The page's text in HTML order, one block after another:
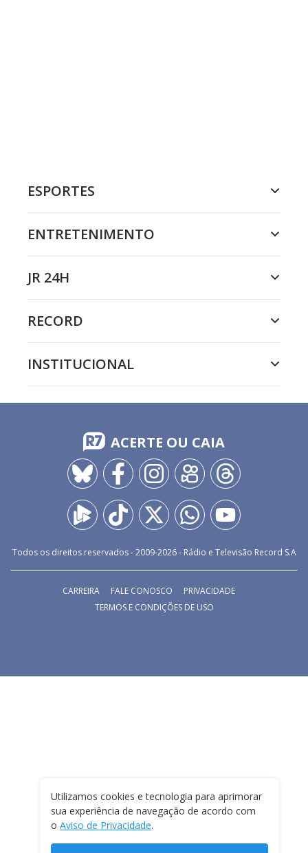
ESPORTES
ENTRETENIMENTO
JR 24H
RECORD
INSTITUCIONAL
ACERTE OU CAIA
Todos os direitos reservados - 2009-2026- Rádio e Televisão Record S.A
CARREIRA FALE CONOSCO
PRIVACIDADE
TERMOS E CONDIÇÕES DE USO
Utilizamos cookies e tecnologia para aprimorar
sua experiência de navegação de acordo com
o Aviso de Privacidade.